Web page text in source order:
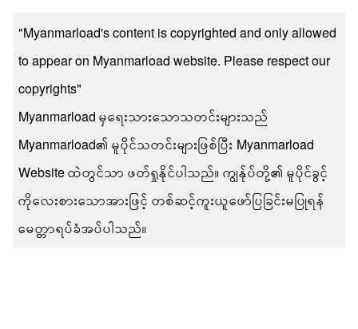
"Myanmarload's content is copyrighted and only allowed
to appear on Myanmarload website. Please respect our
copyrights"
Myanmarload မှရေးသားသောသတင်းများသည်
Myanmarload၏ မူပိုင်သတင်းများဖြစ်ပြီး Myanmarload
Website ထဲတွင်သာ ဖတ်ရှုနိုင်ပါသည်။ ကျွန်ုပ်တို့၏ မူပိုင်ခွင့်
ကိုလေးစားသောအားဖြင့် တစ်ဆင့်ကူးယူဖော်ပြခြင်းမပြုရန်
မေတ္တာရပ်ခံအပ်ပါသည်။